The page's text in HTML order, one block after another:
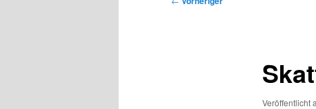
Veröffentlicht